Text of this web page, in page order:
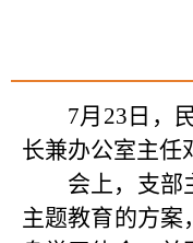
7月23日，
长兼办公室主任
会上，支部
主题教育的方